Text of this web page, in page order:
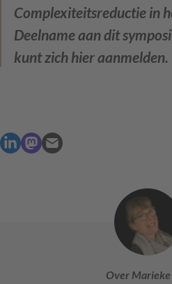
Complexiteitsreductie in
Deelname aan dit
kunt zich hier aanmelden.
Over Marieke